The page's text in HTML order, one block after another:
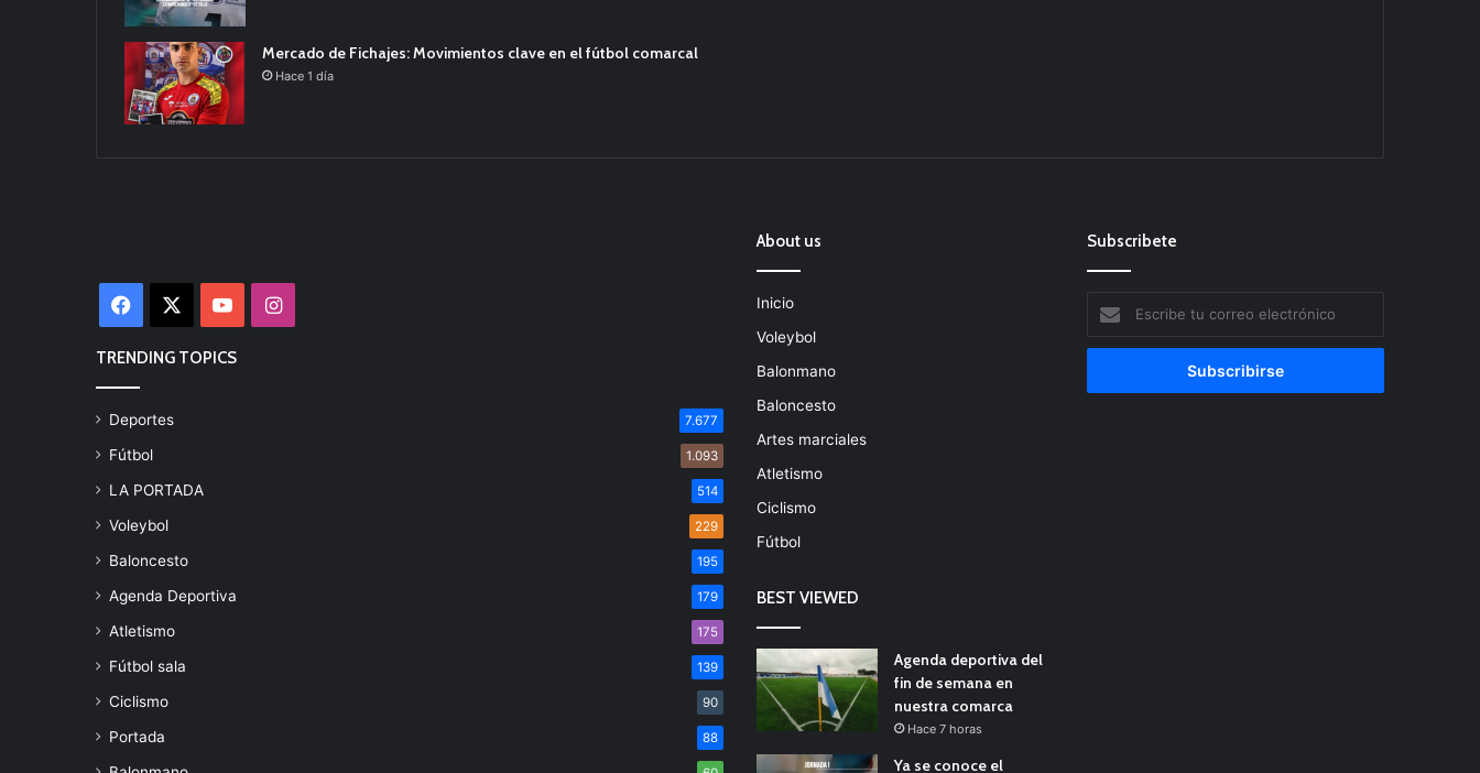
Mercado de Fichajes: Movimientos clave en el fútbol comarcal
Hace 1 día
Facebook YouTubeInstagram
TRENDING TOPICS
Deportes 7.677
Fútbol 1.093
LA PORTADA 514
Voleybol 229
Baloncesto 195
Agenda Deportiva 179
Atletismo 175
Fútbol sala 139
Ciclismo 90
Portada 88
About us
Inicio
Voleybol
Balonmano
Baloncesto
Artes marciales
Atletismo
Ciclismo
Fútbol
BEST VIEWED
Agenda deportiva del
fin de semana en
nuestra comarca
Hace 7 horas
Ya se conoce el
Subscribete
tu
correo